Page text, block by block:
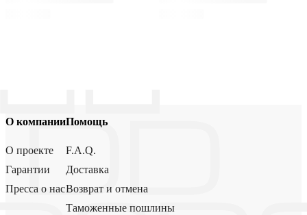
О компании
О проекте
Гарантии
Пресса о нас
Помощь
F.A.Q.
Доставка
Возврат и отмена
Таможенные пошлины